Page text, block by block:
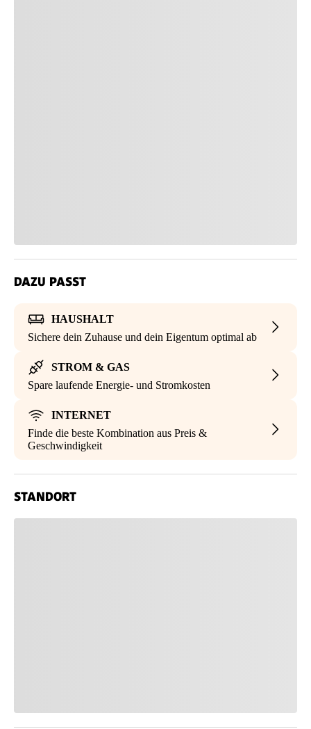
DAZU PASST
HAUSHALT
Sichere dein Zuhause und dein Eigentum optimal ab
STROM & GAS
Spare laufende Energie- und Stromkosten
INTERNET
Finde die beste Kombination aus Preis &
Geschwindigkeit
STANDORT